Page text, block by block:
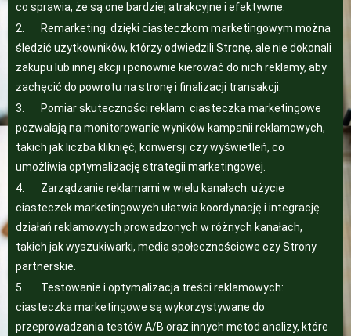
co sprawia, że są one bardziej atrakcyjne i efektywne.
2. Remarketing: dzięki ciasteczkom marketingowym można
śledzić użytkowników, którzy odwiedzili Stronę, ale nie dokonali
zakupu lub innej akcji i ponownie kierować do nich reklamy, aby
zachęcić do powrotu na stronę i finalizacji transakcji.
3. Pomiar skuteczności reklam: ciasteczka marketingowe
pozwalają na monitorowanie wyników kampanii reklamowych,
takich jak liczba kliknięć, konwersji czy wyświetleń, co
umożliwia optymalizację strategii marketingowej.
4. Zarządzanie reklamami w wielu kanałach: użycie
ciasteczek marketingowych ułatwia koordynację i integrację
działań reklamowych prowadzonych w różnych kanałach,
takich jak wyszukiwarki, media społecznościowe czy Strony
partnerskie.
5. Testowanie i optymalizacja treści reklamowych:
ciasteczka marketingowe są wykorzystywane do
przeprowadzania testów A/B oraz innych metod analizy, które